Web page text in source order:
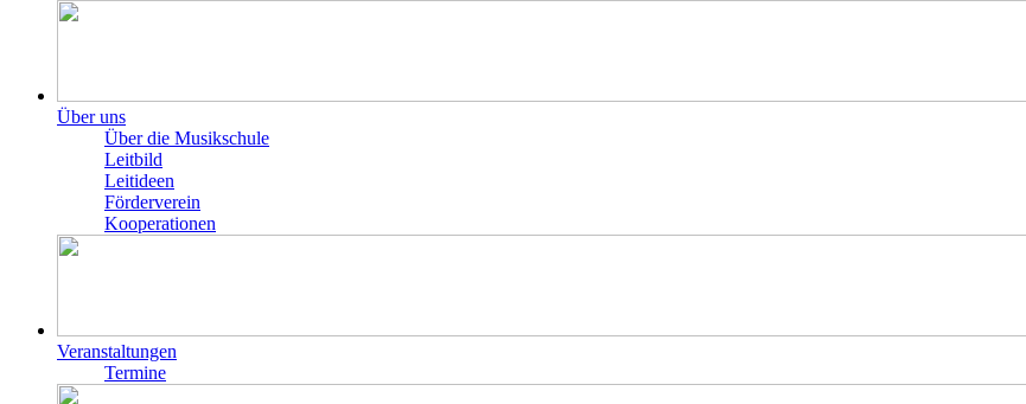
Über uns
Über die Musikschule
Leitbild
Leitideen
Förderverein
Kooperationen
Veranstaltungen
Termine